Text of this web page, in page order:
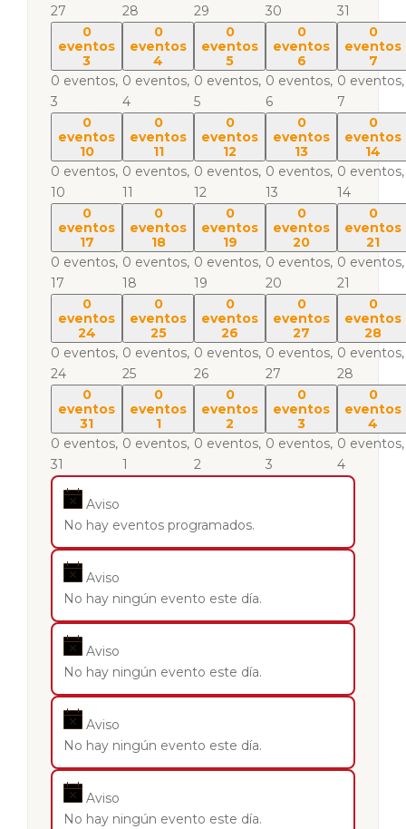
27
28
29
30
31
0
eventos
3
0 eventos,
3
0
eventos
4
0 eventos,
4
0
eventos
5
0 eventos,
5
0
eventos
6
0 eventos,
6
0
eventos
7
0 eventos,
7
0
eventos
10
0 eventos,
10
0
eventos
11
0 eventos,
11
0
eventos
12
0 eventos,
12
0
eventos
13
0 eventos,
13
0
eventos
14
0 eventos,
14
0
eventos
17
0 eventos,
17
0
eventos
18
0 eventos,
18
0
eventos
19
0 eventos,
19
0
eventos
20
0 eventos,
20
0
eventos
21
0 eventos,
21
0
eventos
24
0 eventos,
24
0
eventos
25
0 eventos,
25
0
eventos
26
0 eventos,
26
0
eventos
27
0 eventos,
27
0
eventos
28
0 eventos,
28
0
eventos
31
0 eventos,
31
0
eventos
1
0 eventos,
1
0
eventos
2
0 eventos,
2
0
eventos
3
0 eventos,
3
0
eventos
4
0 eventos,
4
Aviso
No hay eventos programados.
Aviso
No hay ningún evento este día.
Aviso
No hay ningún evento este día.
Aviso
No hay ningún evento este día.
Aviso
No hay ningún evento este día.